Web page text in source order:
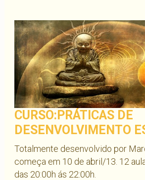
CURSO:PRÁTICAS DE
DESENVOLVIMENTO
Totalmente desenvolvido por
começa em 10 de abril/13. 12
das 20:00h ás 22:00h.